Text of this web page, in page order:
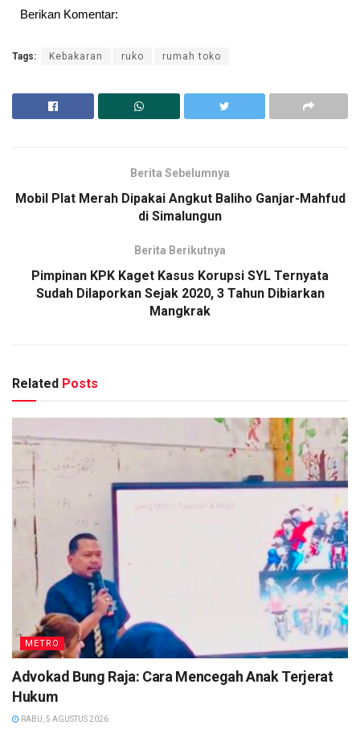
Berikan Komentar:
Tags: Kebakaran ruko rumah toko
Berita Sebelumnya
Mobil Plat Merah Dipakai Angkut Baliho Ganjar-Mahfud
di Simalungun
Berita Berikutnya
Pimpinan KPK Kaget Kasus Korupsi SYL Ternyata
Sudah Dilaporkan Sejak 2020, 3 Tahun Dibiarkan
Mangkrak
Related Posts
METRO
Advokad Bung Raja: Cara Mencegah Anak Terjerat
Hukum
RABU, 5 AGUSTUS 2026